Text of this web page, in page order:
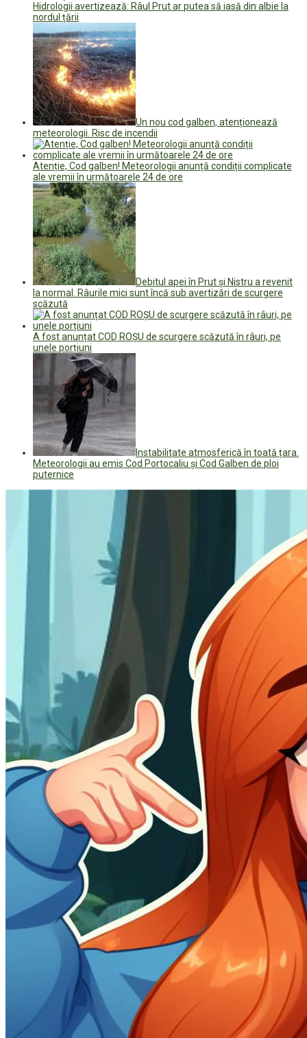
Hidrologii avertizează: Râul Prut ar putea să iasă din albie la
nordul țării
Un nou cod galben, atenționează
meteorologii. Risc de incendii
Atenție, Cod galben! Meteorologii anunță condiții complicate
ale vremii în următoarele 24 de ore
Debitul apei în Prut și Nistru a revenit
la normal. Râurile mici sunt încă sub avertizări de scurgere
scăzută
A fost anunțat COD ROȘU de scurgere scăzută în râuri, pe
unele porțiuni
Instabilitate atmosferică în toată țara.
Meteorologii au emis Cod Portocaliu și Cod Galben de ploi
puternice